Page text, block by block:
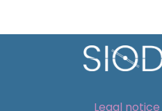
Legal notice